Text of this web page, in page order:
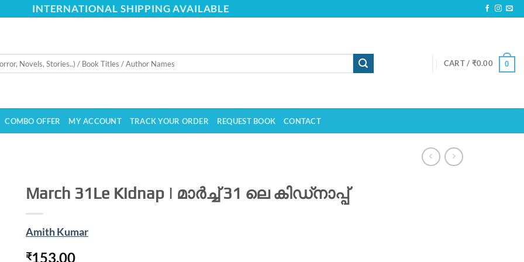
INTERNATIONAL SHIPPING AVAILABLE
CART / ₹0.00 0
COMBO OFFER MY ACCOUNT TRACK YOUR ORDER REQUEST BOOK CONTACT
March 31Le Kidnap | മാർച്ച് 31 ലെ കിഡ്നാപ്പ്
Amith Kumar
₹153.00